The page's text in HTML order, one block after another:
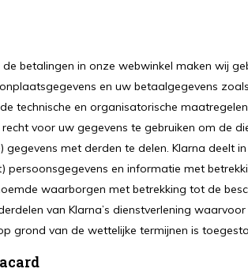
betalingen in onze webwinkel maken wij
en uw betaalgegevens
technische en organisatorische
voor uw gegevens te gebruiken om de
met derden te delen. Klarna deelt
persoonsgegevens en informatie met
waarborgen met betrekking tot de
van Klarna’s dienstverlening
grond van de wettelijke termijnen is